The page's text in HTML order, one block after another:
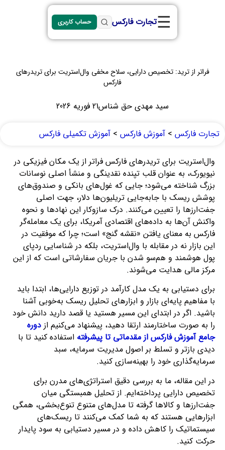
☰تجارت فارکس حساب کاربری
فراتر از ترید: تخصیص دارایی، سلاح مخفی وال‌استریت برای تریدرهای
فارکس
سید مهدی حق شناس21 فوریه 2026
تجارت فارکس > آموزش فارکس > آموزش تکمیلی فارکس
وال‌استریت برای تریدرهای فارکس فراتر از یک مکان فیزیکی در
نیویورک، به عنوان قلب تپنده نقدینگی و منشأ اصلی نوسانات
بزرگ شناخته می‌شود؛ جایی که غول‌های بانکی و صندوق‌های
پوشش ریسک با جابه‌جایی تریلیون‌ها دلار، جهت اصلی
جفت‌ارزها را تعیین می‌کنند. درک سازوکار این نهادها و نحوه
واکنش آن‌ها به داده‌های اقتصادی آمریکا، برای یک معامله‌گر
فارکس به معنای یافتن «نقشه گنج» است؛ چرا که موفقیت در
این بازار نه در مقابله با وال‌استریت، بلکه در شناسایی ردپای
پول هوشمند و هم‌سو شدن با جریان سفارشاتی است که از این
مرکز مالی هدایت می‌شوند.
برای دستیابی به یک مدل کارآمد در توزیع دارایی‌ها، ابتدا باید
با مفاهیم پایه‌ای بازار و ابزارهای تحلیل ریسک به‌خوبی آشنا
باشید. اگر در ابتدای این مسیر هستید یا قصد دارید دانش خود
را به صورت ساختارمند ارتقا دهید، پیشنهاد می‌کنیم از دوره
جامع آموزش فارکس از مقدماتی تا پیشرفته استفاده کنید تا با
دیدی بازتر و تسلط بر اصول مدیریت سرمایه، سبد
سرمایه‌گذاری خود را بهینه‌سازی کنید.
در این مقاله، ما به بررسی دقیق استراتژی‌های مدرن برای
تخصیص دارایی پرداخته‌ایم. از تحلیل همبستگی میان
جفت‌ارزها و کالاها گرفته تا مدل‌های متنوع تنوع‌بخشی، همگی
ابزارهایی هستند که به شما کمک می‌کنند تا ریسک‌های
سیستماتیک را کاهش داده و در مسیر دستیابی به سود پایدار
حرکت کنید.